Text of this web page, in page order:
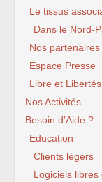
Le tissus
Dans le Nord-
Nos partenaires
Espace Presse
Libre et
Nos Activités
Besoin d’Aide ?
Education
Clients légers
Logiciels libres